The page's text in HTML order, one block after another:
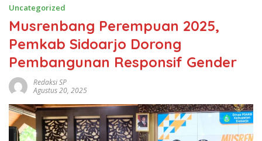
Uncategorized
Musrenbang Perempuan 2025,
Pemkab Sidoarjo Dorong
Pembangunan Responsif Gender
Redaksi SP
Agustus 20, 2025